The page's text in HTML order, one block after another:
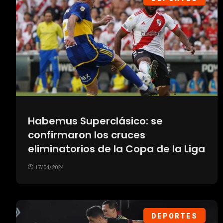
Habemus Superclásico: se
confirmaron los cruces
eliminatorios de la Copa de la Liga
17/04/2024
DEPORTES